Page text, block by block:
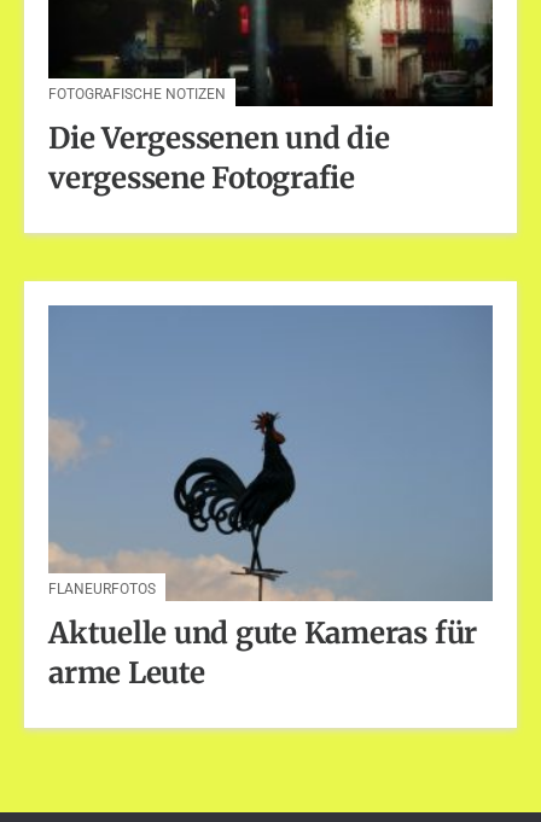
FOTOGRAFISCHE NOTIZEN
Die Vergessenen und die
vergessene Fotografie
FLANEURFOTOS
Aktuelle und gute Kameras für
arme Leute